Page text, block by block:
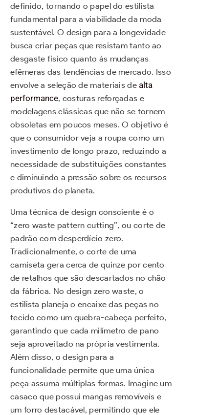
definido, tornando o papel do estilista
fundamental para a viabilidade da moda
sustentável. O design para a longevidade
busca criar peças que resistam tanto ao
desgaste físico quanto às mudanças
efêmeras das tendências de mercado. Isso
envolve a seleção de materiais de alta
performance, costuras reforçadas e
modelagens clássicas que não se tornem
obsoletas em poucos meses. O objetivo é
que o consumidor veja a roupa como um
investimento de longo prazo, reduzindo a
necessidade de substituições constantes
e diminuindo a pressão sobre os recursos
produtivos do planeta.
Uma técnica de design consciente é o
“zero waste pattern cutting”, ou corte de
padrão com desperdício zero.
Tradicionalmente, o corte de uma
camiseta gera cerca de quinze por cento
de retalhos que são descartados no chão
da fábrica. No design zero waste, o
estilista planeja o encaixe das peças no
tecido como um quebra-cabeça perfeito,
garantindo que cada milímetro de pano
seja aproveitado na própria vestimenta.
Além disso, o design para a
funcionalidade permite que uma única
peça assuma múltiplas formas. Imagine um
casaco que possui mangas removíveis e
um forro destacável, permitindo que ele